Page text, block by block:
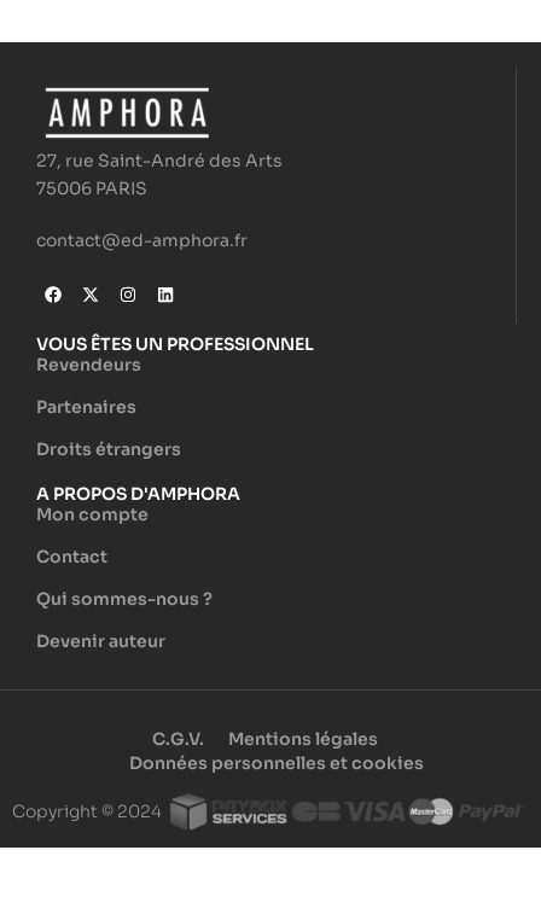
27, rue Saint-André des Arts
75006 PARIS
contact@ed-amphora.fr
VOUS ÊTES UN PROFESSIONNEL
Revendeurs
Partenaires
Droits étrangers
A PROPOS D'AMPHORA
Mon compte
Contact
Qui sommes-nous ?
Devenir auteur
C.G.V.
Mentions légales
Données personnelles et cookies
Copyright © 2024